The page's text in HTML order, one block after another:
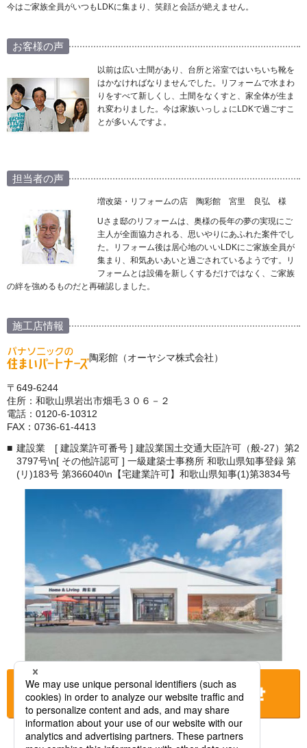
今はご家族全員がいつもLDKに集まり、笑顔と会話が絶えません。
お客様の声
以前は広い土間があり、台所と浴室ではいちいち靴を
はかなければなりませんでした。リフォームで水まわ
りをすべて新しくし、土間をなくすと、家全体が生ま
れ変わりました。今は家族いっしょにLDKで過ごすこ
とが多いんですよ。
担当者の声
増改築・リフォームの店 陶彩館 宮里 良弘 様
Uさま邸のリフォームは、奥様の長年の夢の実現にご
主人が全面協力される、思いやりにあふれた案件でし
た。リフォーム後は居心地のいいLDKにご家族全員が
集まり、和気あいあいと過ごされているようです。リ
フォームとは設備を新しくするだけではなく、ご家族
の絆を強めるものだと再確認しました。
施工店情報
陶彩館（オーヤシマ株式会社）
〒649-6244
住所：和歌山県岩出市畑毛３０６－２
電話：0120-6-10312
FAX：0736-61-4413
建設業 [ 建設業許可番号 ] 建設業国土交通大臣許可（般-27）第2
3797号\n[ その他許認可 ] 一級建築士事務所 和歌山県知事登録 第
(リ)183号 第366040\n【宅建業許可】和歌山県知事(1)第3834号
お店に電話をする